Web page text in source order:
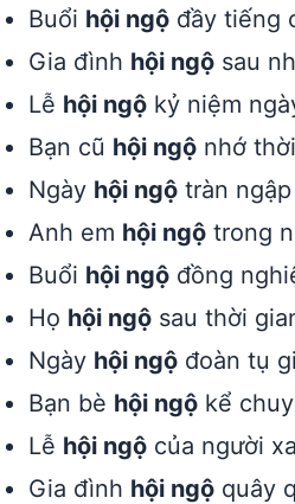
Buổi hội ngộ đầy tiếng
Gia đình hội ngộ sau
Lễ hội ngộ kỷ niệm
Bạn cũ hội ngộ nhớ
Ngày hội ngộ tràn
Anh em hội ngộ trong
Buổi hội ngộ đồng
Họ hội ngộ sau thời
Ngày hội ngộ đoàn tụ
Bạn bè hội ngộ kể
Lễ hội ngộ của người
Gia đình hội ngộ quây